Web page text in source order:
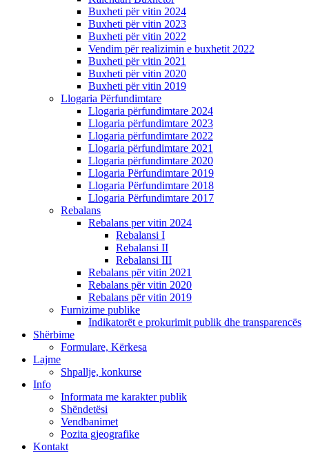
Buxheti për vitin 2024
Buxheti për vitin 2023
Buxheti për vitin 2022
Vendim për realizimin e buxhetit 2022
Buxheti për vitin 2021
Buxheti për vitin 2020
Buxheti për vitin 2019
Llogaria Përfundimtare
Llogaria përfundimtare 2024
Llogaria përfundimtare 2023
Llogaria përfundimtare 2022
Llogaria përfundimtare 2021
Llogaria përfundimtare 2020
Llogaria Përfundimtare 2019
Llogaria Përfundimtare 2018
Llogaria Përfundimtare 2017
Rebalans
Rebalans per vitin 2024
Rebalansi I
Rebalansi II
Rebalansi III
Rebalans për vitin 2021
Rebalans për vitin 2020
Rebalans për vitin 2019
Furnizime publike
Indikatorët e prokurimit publik dhe transparencës
Shërbime
Formulare, Kërkesa
Lajme
Shpallje, konkurse
Info
Informata me karakter publik
Shëndetësi
Vendbanimet
Pozita gjeografike
Kontakt